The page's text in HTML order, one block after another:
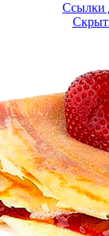
Ссылки